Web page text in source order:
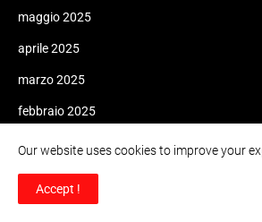
maggio 2025
aprile 2025
marzo 2025
febbraio 2025
gennaio 2025
dicembre 2024
novembre 2024
Our website uses cookies to improve your
Accept !